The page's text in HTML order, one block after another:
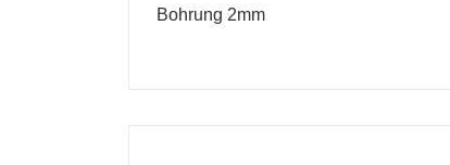
Bohrung 2mm